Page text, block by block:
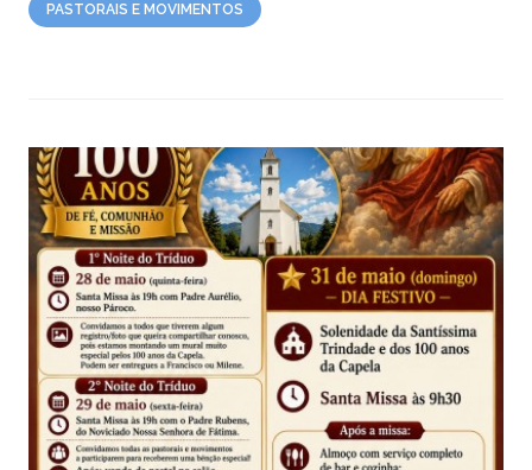
PASTORAIS E MOVIMENTOS